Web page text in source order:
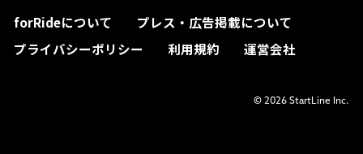
forRideについて
プレス・広告掲載について
プライバシーポリシー
利用規約 運営会社
© 2026 StartLine Inc.